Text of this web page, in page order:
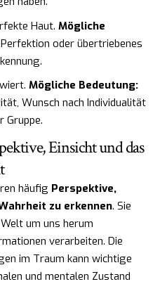
Haut. Mögliche
oder übertriebenes
Mögliche Bedeutung:
Wunsch nach Individualität
Gruppe.
Einsicht und das
häufig Perspektive,
zu erkennen. Sie
um uns herum
verarbeiten. Die
im Traum kann wichtige
und mentalen Zustand